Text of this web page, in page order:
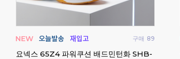
구매 89
요넥스 65Z4 파워쿠션 배드민턴화 SHB-